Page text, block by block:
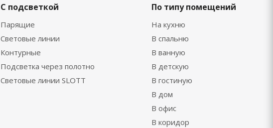
С подсветкой
Парящие
Световые линии
Контурные
Подсветка через полотно
Световые линии SLOTT
По типу помещений
На кухню
В спальню
В ванную
В детскую
В гостиную
В дом
В офис
В коридор